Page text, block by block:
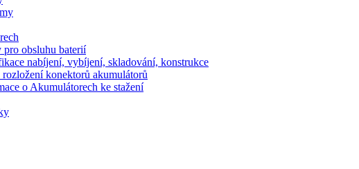
obsluhu baterií
nabíjení, vybíjení, skladování, konstrukce
rozložení konektorů akumulátorů
o Akumulátorech ke stažení